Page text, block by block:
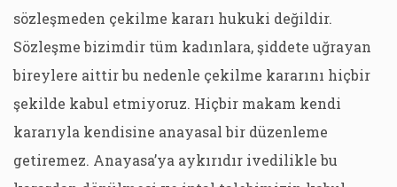
sözleşmeden çekilme kararı hukuki değildir.
Sözleşme bizimdir tüm kadınlara, şiddete uğrayan
bireylere aittir bu nedenle çekilme kararını hiçbir
şekilde kabul etmiyoruz. Hiçbir makam kendi
kararıyla kendisine anayasal bir düzenleme
getiremez. Anayasa’ya aykırıdır ivedilikle bu